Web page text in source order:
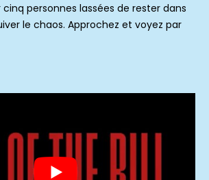
personnes lassées de rester dans
le chaos. Approchez et voyez par